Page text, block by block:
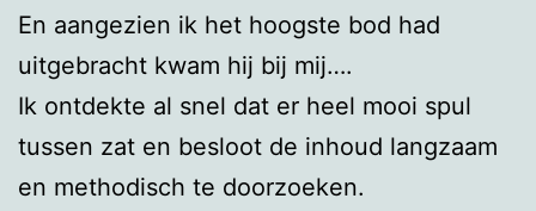
En aangezien ik het hoogste bod had
uitgebracht kwam hij bij mij….
Ik ontdekte al snel dat er heel mooi spul
tussen zat en besloot de inhoud langzaam
en methodisch te doorzoeken.